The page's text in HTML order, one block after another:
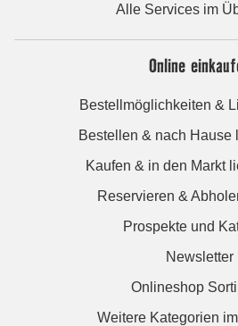
Alle Services im
Online
Bestellmöglichkeiten &
Bestellen & nach Hause
Kaufen & in den Markt
Reservieren &
Prospekte und
Newsletter
Onlineshop
Weitere Kategorien